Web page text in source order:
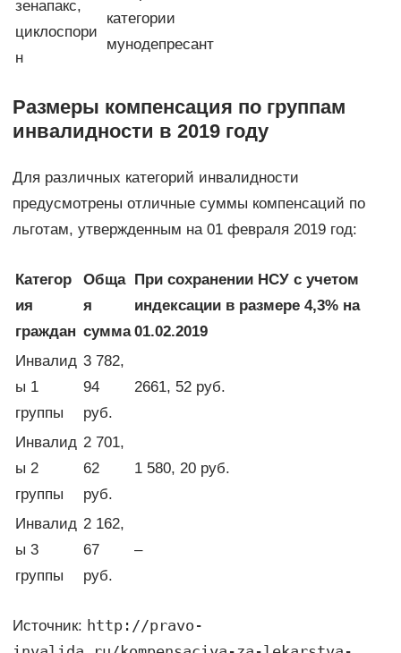
зенапакс,
циклоспори
н
категории
мунодепресант
Размеры компенсация по группам
инвалидности в 2019 году
Для различных категорий инвалидности
предусмотрены отличные суммы компенсаций по
льготам, утвержденным на 01 февраля 2019 год:
Категор
ия
граждан
Обща
я
сумма
При сохранении НСУ с учетом
индексации в размере 4,3% на
01.02.2019
Инвалид
ы 1
группы
3 782,
94
руб.
2661, 52 руб.
Инвалид
ы 2
группы
2 701,
62
руб.
1 580, 20 руб.
Инвалид
ы 3
группы
2 162,
67
руб.
–
Источник: http://pravo-